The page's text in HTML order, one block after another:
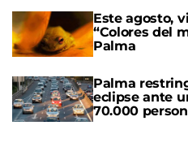
Este agosto,
“Colores del
Palma
Palma
eclipse ante
70.000